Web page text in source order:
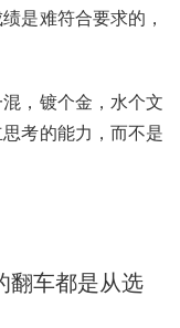
是难符合要求的，
，镀个金，水个文
考的能力，而不是
翻车都是从选